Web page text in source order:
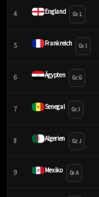
4 England Gr. L
5 Frankreich Gr. I
6 Ägypten Gr. G
7 Senegal Gr. I
8 Algerien Gr. J
9 Mexiko Gr. A